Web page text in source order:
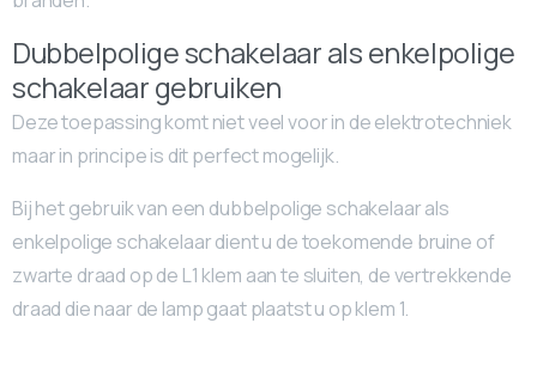
Dubbelpolige schakelaar als enkelpolige
schakelaar gebruiken
Deze toepassing komt niet veel voor in de elektrotechniek
maar in principe is dit perfect mogelijk.
Bij het gebruik van een dubbelpolige schakelaar als
enkelpolige schakelaar dient u de toekomende bruine of
zwarte draad op de L1 klem aan te sluiten, de vertrekkende
draad die naar de lamp gaat plaatst u op klem 1.